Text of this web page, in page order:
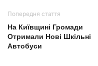
Попередня стаття
На Київщині Громади
Отримали Нові Шкільні
Автобуси